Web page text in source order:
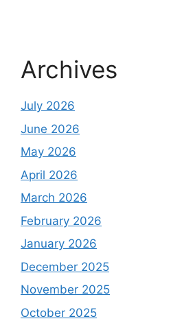
Archives
July 2026
June 2026
May 2026
April 2026
March 2026
February 2026
January 2026
December 2025
November 2025
October 2025